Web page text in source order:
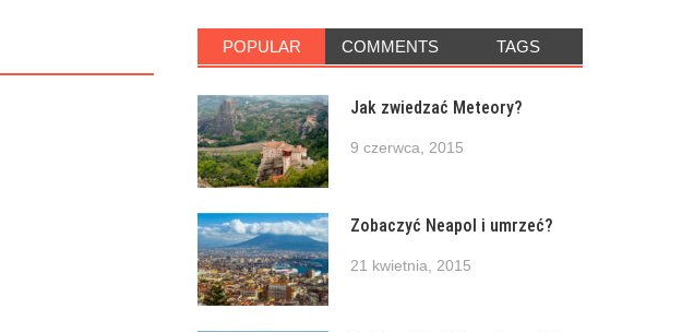
POPULAR COMMENTS TAGS
Jak zwiedzać Meteory?
9 czerwca, 2015
Zobaczyć Neapol i umrzeć?
21 kwietnia, 2015